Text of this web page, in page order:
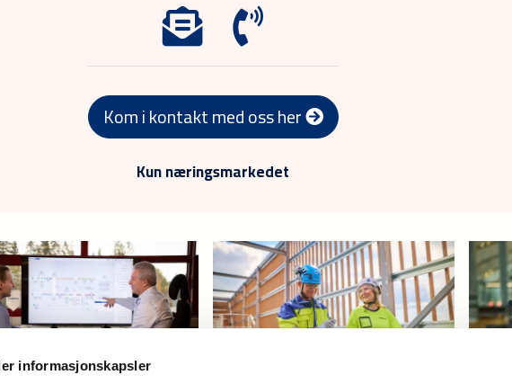
informasjonskapsler
Kom i kontakt med oss her
Kun næringsmarkedet